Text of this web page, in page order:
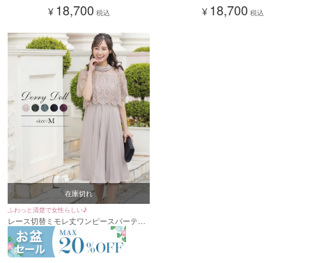
¥ 18,700 税込 ¥ 18,700 税込
在庫切れ
ふわっと清楚で女性らしい♪
レース切替ミモレ丈ワンピースパーティ
ードレス (Mサイズ) [DorryDoll/ドリード
ール]